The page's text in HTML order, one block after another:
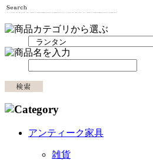
アンティーク家具
雑貨